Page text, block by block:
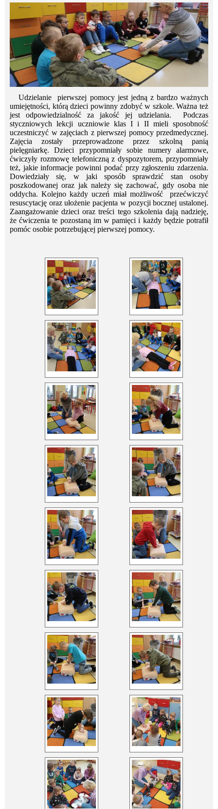
Udzielanie pierwszej pomocy jest jedną z bardzo ważnych
umiejętności, którą dzieci powinny zdobyć w szkole. Ważna też
jest odpowiedzialność za jakość jej udzielania. Podczas
styczniowych lekcji uczniowie klas I i II mieli sposobność
uczestniczyć w zajęciach z pierwszej pomocy przedmedycznej.
Zajęcia zostały przeprowadzone przez szkolną panią
pielęgniarkę. Dzieci przypomniały sobie numery alarmowe,
ćwiczyły rozmowę telefoniczną z dyspozytorem, przypomniały
też, jakie informacje powinni podać przy zgłoszeniu zdarzenia.
Dowiedziały się, w jaki sposób sprawdzić stan osoby
poszkodowanej oraz jak należy się zachować, gdy osoba nie
oddycha. Kolejno każdy uczeń miał możliwość przećwiczyć
resuscytację oraz ułożenie pacjenta w pozycji bocznej ustalonej.
Zaangażowanie dzieci oraz treści tego szkolenia dają nadzieję,
że ćwiczenia te pozostaną im w pamięci i każdy będzie potrafił
pomóc osobie potrzebującej pierwszej pomocy.